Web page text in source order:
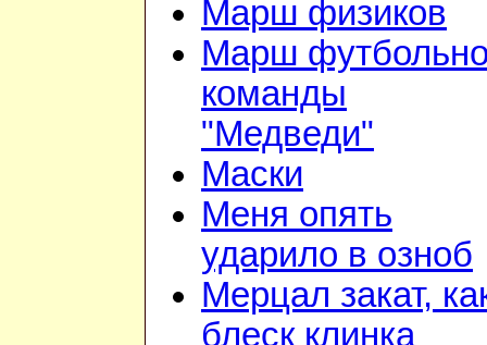
Марш физиков
Марш
команды
"Медведи"
Маски
Меня опять
ударило в озноб
Мерцал закат,
блеск клинка